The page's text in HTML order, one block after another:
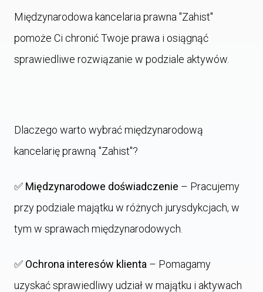
Międzynarodowa kancelaria prawna "Zahist"
pomoże Ci chronić Twoje prawa i osiągnąć
sprawiedliwe rozwiązanie w podziale aktywów.
Dlaczego warto wybrać międzynarodową
kancelarię prawną "Zahist"?
✅ Międzynarodowe doświadczenie – Pracujemy
przy podziale majątku w różnych jurysdykcjach, w
tym w sprawach międzynarodowych.
✅ Ochrona interesów klienta – Pomagamy
uzyskać sprawiedliwy udział w majątku i aktywach